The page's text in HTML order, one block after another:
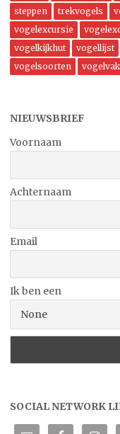
steppen
trekvogels
vogelexcursie
vogelkijkhut
vogellijst
vogelsoorten
NIEUWSBRIEF
Voornaam
Achternaam
Email
Ik ben een
SOCIAL NETWORK